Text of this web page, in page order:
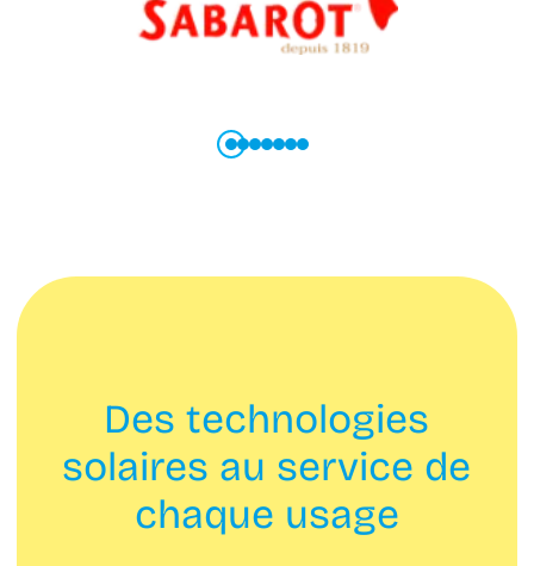
Des technologies
solaires au service de
chaque usage